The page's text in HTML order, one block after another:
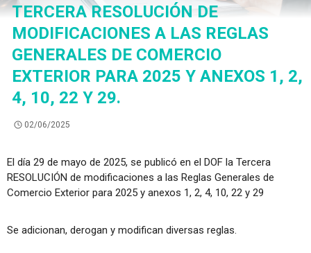
TERCERA RESOLUCIÓN DE
MODIFICACIONES A LAS REGLAS
GENERALES DE COMERCIO
EXTERIOR PARA 2025 Y ANEXOS 1, 2,
4, 10, 22 Y 29.
02/06/2025
El día 29 de mayo de 2025, se publicó en el DOF la Tercera
RESOLUCIÓN de modificaciones a las Reglas Generales de
Comercio Exterior para 2025 y anexos 1, 2, 4, 10, 22 y 29
Se adicionan, derogan y modifican diversas reglas.